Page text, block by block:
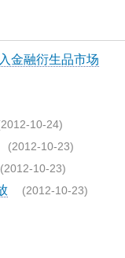
金融衍生品市场
10-24)
(2012-10-23)
(2012-10-23)
(2012-10-23)